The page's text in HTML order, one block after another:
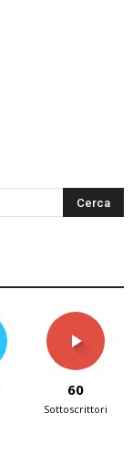
60
Sottoscrittori